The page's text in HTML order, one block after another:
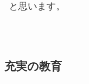
と思います。
充実の教育